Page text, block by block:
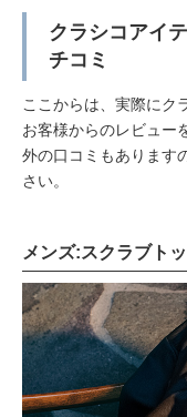
クラシコアイ
チコミ
ここからは、実際にク
お客様からのレビュー
外の口コミもあります
さい。
メンズ:スクラブト